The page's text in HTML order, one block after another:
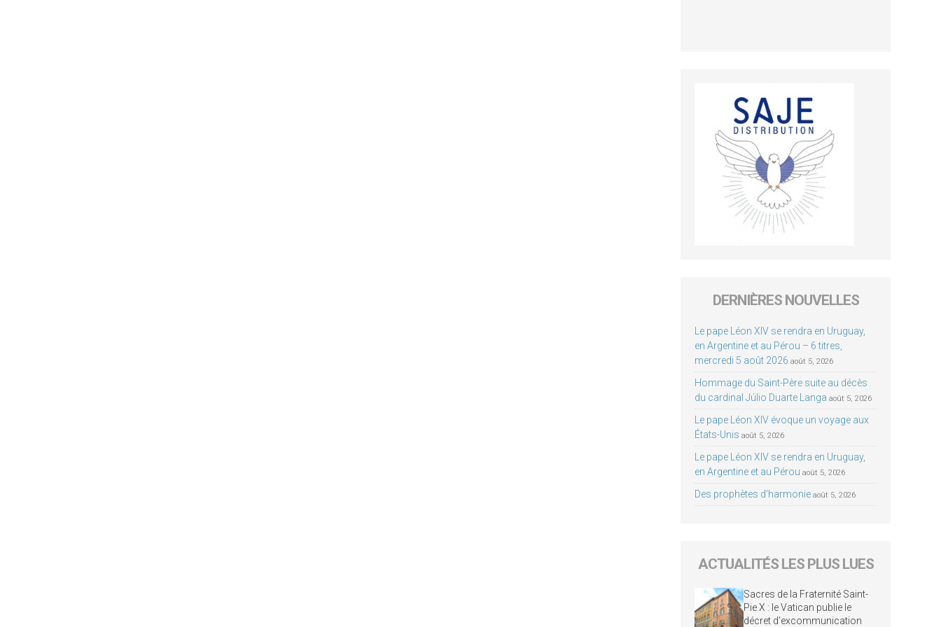
DERNIÈRES NOUVELLES
Le pape Léon XIV se rendra en Uruguay,
en Argentine et au Pérou – 6 titres,
mercredi 5 août 2026 août 5, 2026
Hommage du Saint-Père suite au décès
du cardinal Júlio Duarte Langa août 5, 2026
Le pape Léon XIV évoque un voyage aux
États-Unis août 5, 2026
Le pape Léon XIV se rendra en Uruguay,
en Argentine et au Pérou août 5, 2026
Des prophètes d’harmonie août 5, 2026
ACTUALITÉS LES PLUS LUES
Sacres de la Fraternité Saint-
Pie X : le Vatican publie le
décret d’excommunication